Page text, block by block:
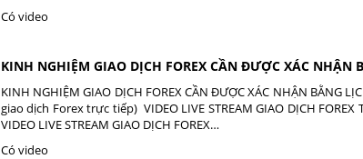
Có video
KINH NGHIỆM GIAO DỊCH FOREX CẦN ĐƯỢC XÁC NHẬN
KINH NGHIỆM GIAO DỊCH FOREX CẦN ĐƯỢC XÁC NHẬN BẰNG
giao dịch Forex trực tiếp) VIDEO LIVE STREAM GIAO DỊCH FOREX
VIDEO LIVE STREAM GIAO DỊCH FOREX…
Có video